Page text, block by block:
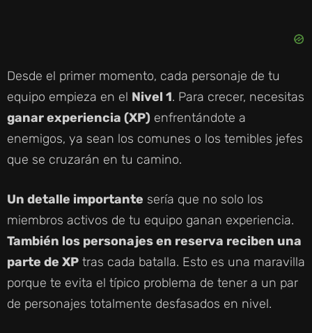
Desde el primer momento, cada personaje de tu
equipo empieza en el Nivel 1. Para crecer, necesitas
ganar experiencia (XP) enfrentándote a
enemigos, ya sean los comunes o los temibles jefes
que se cruzarán en tu camino.
Un detalle importante sería que no solo los
miembros activos de tu equipo ganan experiencia.
También los personajes en reserva reciben una
parte de XP tras cada batalla. Esto es una maravilla
porque te evita el típico problema de tener a un par
de personajes totalmente desfasados en nivel.